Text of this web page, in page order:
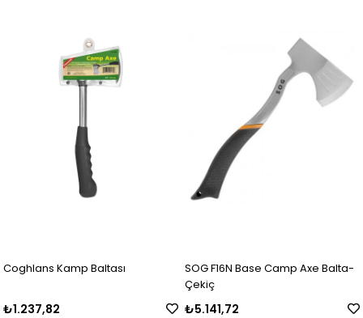
Coghlans Kamp Baltası
₺1.237,82
SOG F16N Base Camp Axe Balta-
Çekiç
₺5.141,72